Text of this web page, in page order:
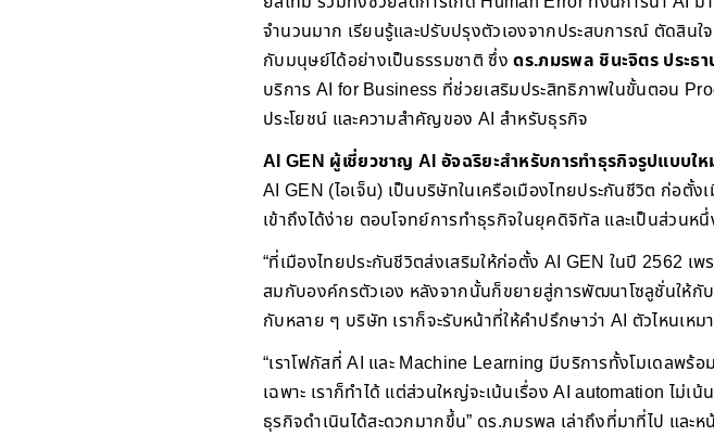
จำนวนมาก เรียนรู้และปรับปรุงตัวเองจากประสบการณ์ ตัดสิน
กับมนุษย์ได้อย่างเป็นธรรมชาติ ซึ่งดร.ภมรพล ชินะจิตร ประธา
บริการ AI for Business ที่ช่วยเสริมประสิทธิภาพในขั้นตอน
ประโยชน์ และความสำคัญของ AI สำหรับธุรกิจ
AI GEN ผู้เชี่ยวชาญ AI อัจฉริยะสำหรับการทำธุรกิจรูปแบบ
AI GEN (ไอเจ็น) เป็นบริษัทในเครือเมืองไทยประกันชีวิต ก่อตั้
เข้าถึงได้ง่าย ตอบโจทย์การทำธุรกิจในยุคดิจิทัล และเป็นส่วนห
“ที่เมืองไทยประกันชีวิตส่งเสริมให้ก่อตั้ง AI GEN ในปี 2562 เ
สมกับองค์กรตัวเอง หลังจากนั้นก็ขยายสู่การพัฒนาโซลูชั่นให้กั
กับหลาย ๆ บริษัท เราก็จะรับหน้าที่ให้คำปรึกษาว่า AI ตัวไหนเห
“เราโฟกัสที่ AI และ Machine Learning มีบริการทั้งโมเดลพ
เฉพาะ เราก็ทำได้ แต่ส่วนใหญ่จะเน้นเรื่อง AI automation ไม่เ
ธุรกิจดำเนินได้สะดวกมากขึ้น” ดร.ภมรพล เล่าถึงที่มาที่ไป แล